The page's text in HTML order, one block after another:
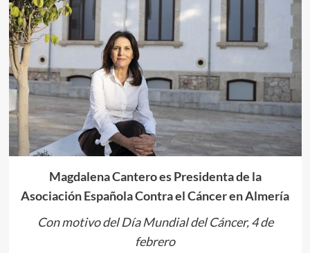
Magdalena Cantero es Presidenta de la
Asociación Española Contra el Cáncer en Almería
Con motivo del Día Mundial del Cáncer, 4 de
febrero